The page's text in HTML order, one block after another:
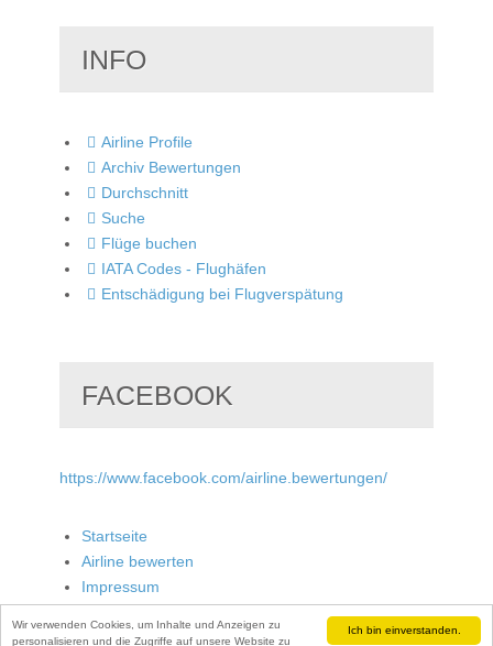
Ich bin einverstanden.
Wir verwenden Cookies, um Inhalte und Anzeigen zu
personalisieren und die Zugriffe auf unsere Website zu
INFO
Airline Profile
Archiv Bewertungen
Durchschnitt
Suche
Flüge buchen
IATA Codes - Flughäfen
Entschädigung bei Flugverspätung
FACEBOOK
https://www.facebook.com/airline.bewertungen/
Startseite
Airline bewerten
Impressum